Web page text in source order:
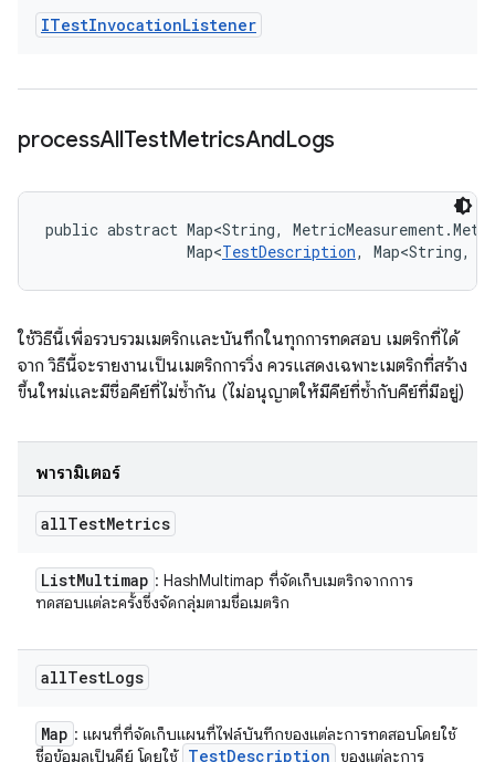
ITestInvocationListener
processAllTestMetricsAndLogs
public abstract Map<String,
                Map<
TestDescription, Map<String,
ใช้วิธีนี้เพื่อรวบรวมเมตริกและบันทึกในทุกการทดสอบ เมตริกที่ได้
จาก วิธีนี้จะรายงานเป็นเมตริกการวิ่ง ควรแสดงเฉพาะเมตริกที่สร้าง
ขึ้นใหม่และมีชื่อคีย์ที่ไม่ซ้ำกัน (ไม่อนุญาตให้มีคีย์ที่ซ้ำกับคีย์ที่มีอยู่)
พารามิเตอร์
allTestMetrics
ListMultimap : HashMultimap ที่จัดเก็บเมตริกจากการ
ทดสอบแต่ละครั้งซึ่งจัดกลุ่มตามชื่อเมตริก
allTestLogs
Map : แผนที่ที่จัดเก็บแผนที่ไฟล์บันทึกของแต่ละการทดสอบโดยใช้
ชื่อข้อมูลเป็นคีย์ โดยใช้ TestDescription ของแต่ละการ